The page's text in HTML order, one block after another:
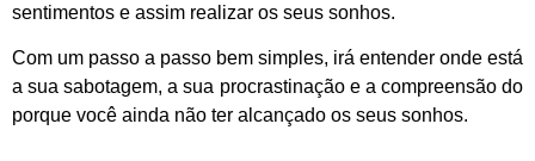
sentimentos e assim realizar os seus sonhos.
Com um passo a passo bem simples, irá entender onde está
a sua sabotagem, a sua procrastinação e a compreensão do
porque você ainda não ter alcançado os seus sonhos.